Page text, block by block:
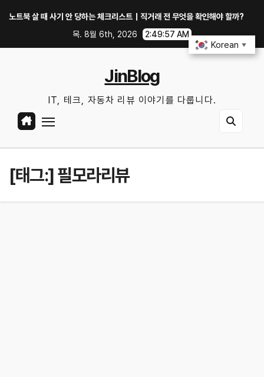
살 때 사기 안 당하는 체크리스트｜직거래 전 무엇을 확인해야 할까?
목. 8월 6th, 2026
2:49:58 AM
JinBlog
IT, 테크, 자동차 리뷰 이야기를 다룹니다.
[태그:]필모라리뷰
Korean ▼